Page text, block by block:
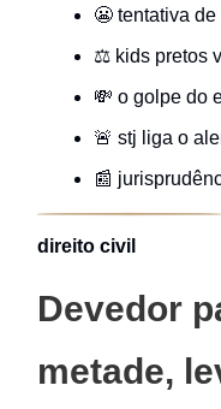
😬 tentativa
⚖️ kids pretos
💸 o golpe do
🚨 stj liga o
📰
direito civil
Devedor
metade,